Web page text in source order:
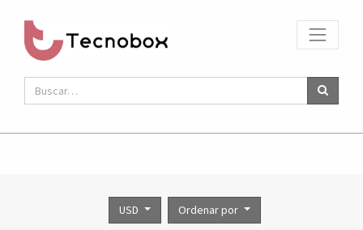
USD Ordenar por